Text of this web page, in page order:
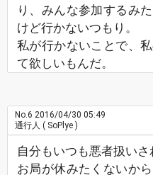
り、みんな参加するみ
けど行かないつもり。
私が行かないことで、
て欲しいもんだ。
No.6 2016/04/30 05:49
通行人 ( SoPlye )
自分もいつも悪者扱いさ
お局が休みたくないか